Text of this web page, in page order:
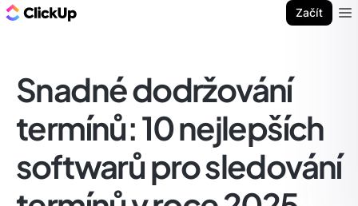
Začít
Snadné dodržování
termínů: 10 nejlepších
softwarů pro sledování